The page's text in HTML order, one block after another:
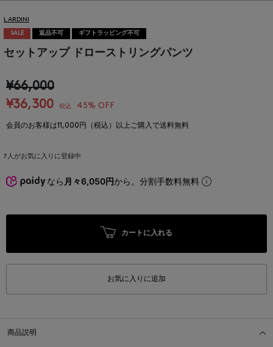
LARDINI
SALE 返品不可 ギフトラッピング不可
セットアップ ドローストリングパンツ
¥66,000
¥36,300
税込 45% OFF
会員のお客様は11,000円（税込）以上ご購入で送料無料
7 人がお気に入りに登録中
なら 月々6,050円から。分割手数料無料
カートに入れる
お気に入りに追加
商品説明